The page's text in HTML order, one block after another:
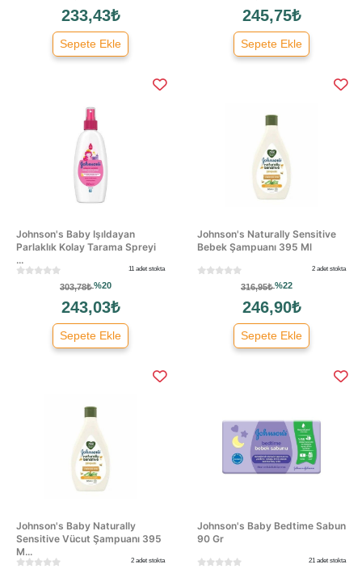
233,43₺
Sepete Ekle
245,75₺
Sepete Ekle
Johnson's Baby Işıldayan
Parlaklık Kolay Tarama Spreyi
...
11 adet stokta
303,78₺%20
243,03₺
Sepete Ekle
Johnson's Naturally Sensitive
Bebek Şampuanı 395 Ml
2 adet stokta
316,95₺%22
246,90₺
Sepete Ekle
Johnson's Baby Naturally
Sensitive Vücut Şampuanı 395
M...
2 adet stokta
Johnson's Baby Bedtime Sabun
90 Gr
21 adet stokta